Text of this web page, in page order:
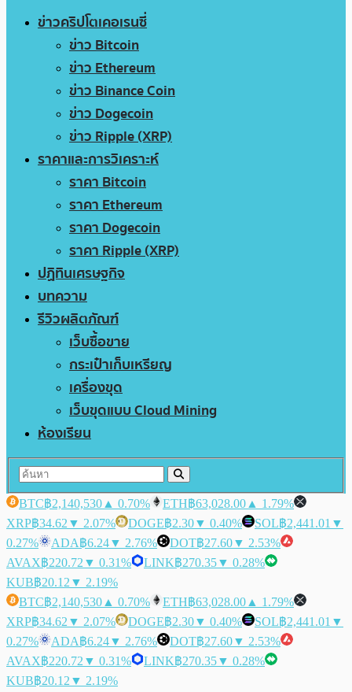
ข่าวคริปโตเคอเรนซี่
ข่าว Bitcoin
ข่าว Ethereum
ข่าว Binance Coin
ข่าว Dogecoin
ข่าว Ripple (XRP)
ราคาและการวิเคราะห์
ราคา Bitcoin
ราคา Ethereum
ราคา Dogecoin
ราคา Ripple (XRP)
ปฏิทินเศรษฐกิจ
บทความ
รีวิวผลิตภัณฑ์
เว็บซื้อขาย
กระเป๋าเก็บเหรียญ
เครื่องขุด
เว็บขุดแบบ Cloud Mining
ห้องเรียน
BTC฿2,140,530 ▲ 0.70% ETH฿63,028.00 ▲ 1.79%
XRP฿34.62 ▼ 2.07% DOGE฿2.30▼ 0.40% SOL฿2,441.01 ▼
0.27%
ADA฿6.24▼ 2.76% DOT฿27.60▼ 2.53%
AVAX฿220.72 ▼ 0.31% LINK฿270.35▼ 0.28%
KUB฿20.12 ▼ 2.19%
BTC฿2,140,530 ▲ 0.70% ETH฿63,028.00 ▲ 1.79%
XRP฿34.62 ▼ 2.07% DOGE฿2.30▼ 0.40% SOL฿2,441.01 ▼
0.27%
ADA฿6.24▼ 2.76% DOT฿27.60▼ 2.53%
AVAX฿220.72 ▼ 0.31% LINK฿270.35▼ 0.28%
KUB฿20.12 ▼ 2.19%